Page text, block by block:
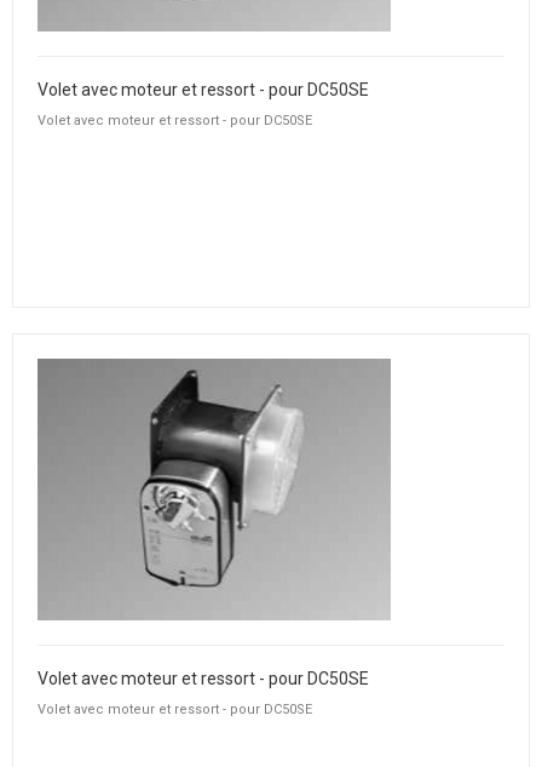
Volet avec moteur et ressort - pour DC50SE
Volet avec moteur et ressort - pour DC50SE
Volet avec moteur et ressort - pour DC50SE
Volet avec moteur et ressort - pour DC50SE